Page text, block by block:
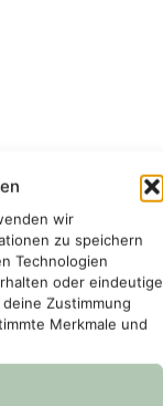
wir
zu speichern
Technologien
oder eindeutige
Zustimmung
Merkmale und
Arten
zu schaffen.
die sich sowohl